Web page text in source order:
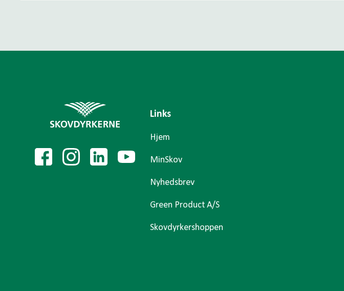
Links
Hjem
MinSkov
Nyhedsbrev
Green Product A/S
Skovdyrkershoppen